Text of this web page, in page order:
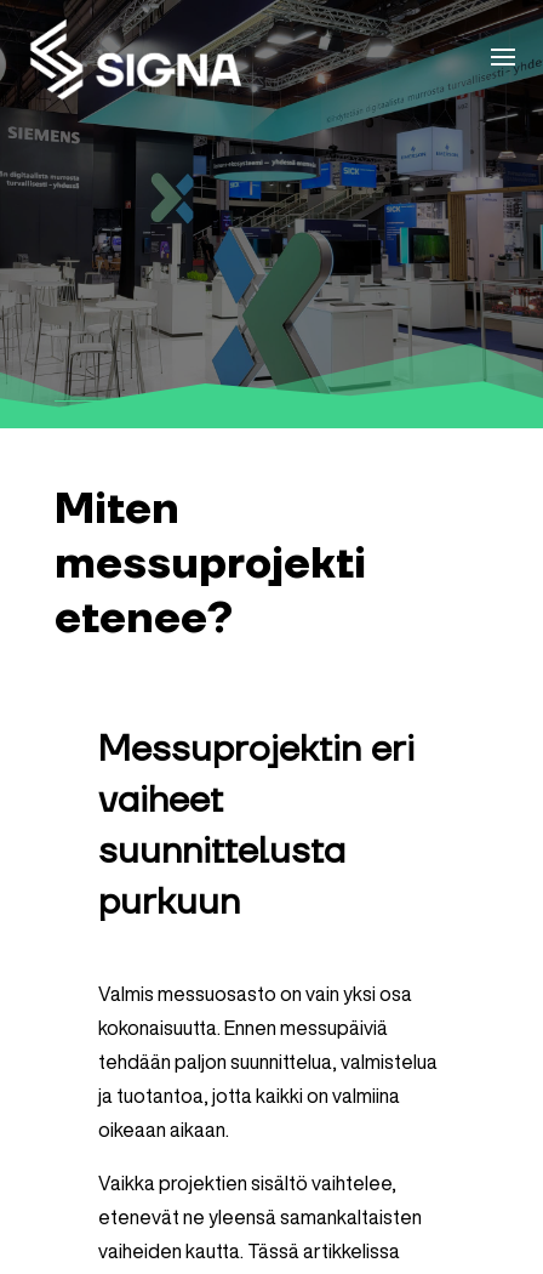
Miten
messuprojekti
etenee?
Messuprojektin eri
vaiheet
suunnittelusta
purkuun
Valmis messuosasto on vain yksi osa
kokonaisuutta. Ennen messupäiviä
tehdään paljon suunnittelua, valmistelua
ja tuotantoa, jotta kaikki on valmiina
oikeaan aikaan.
Vaikka projektien sisältö vaihtelee,
etenevät ne yleensä samankaltaisten
vaiheiden kautta. Tässä artikkelissa